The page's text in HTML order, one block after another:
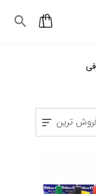
ترین